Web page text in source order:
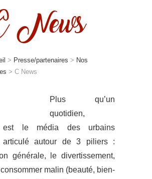
News
> Presse/partenaires > Nos
> C News
Plus qu’un
quotidien,
est le média des urbains
articulé autour de 3 piliers :
générale, le divertissement,
consommer malin (beauté, bien-